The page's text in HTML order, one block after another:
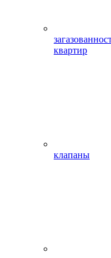
квартир
клапаны